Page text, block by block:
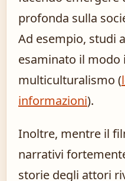
profonda sulla
Ad esempio, studi
esaminato il
multiculturalismo (
informazioni).
Inoltre, mentre il
narrativi
storie degli attori